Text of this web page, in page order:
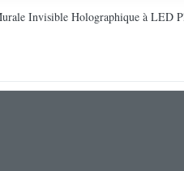
Invisible Holographique à LED